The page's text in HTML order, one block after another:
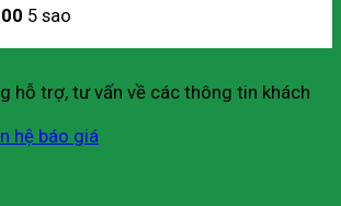
5 sao
hỗ trợ, tư vấn về các thông tin khách
hệ báo giá